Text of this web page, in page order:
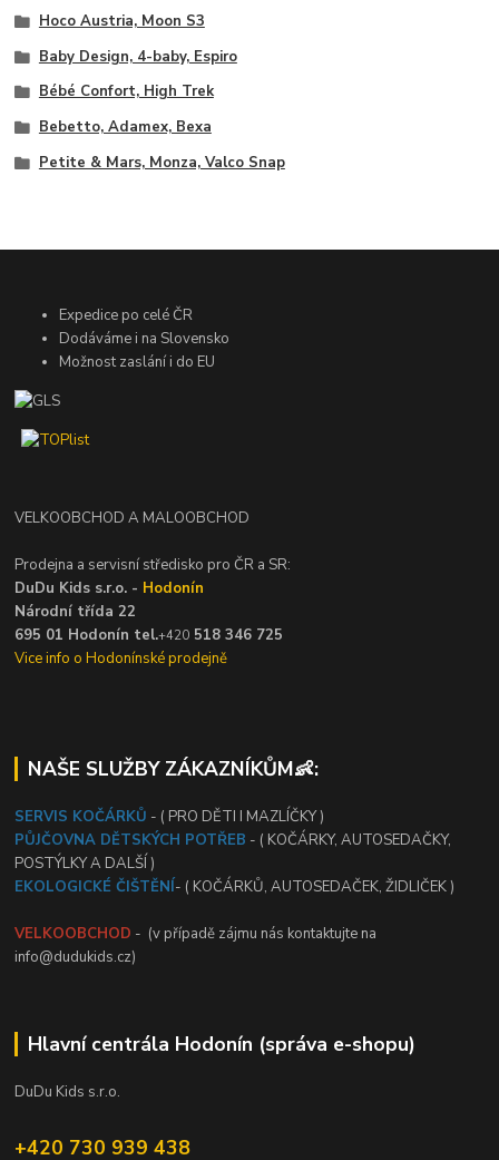
Hoco Austria, Moon S3
Baby Design, 4-baby, Espiro
Bébé Confort, High Trek
Bebetto, Adamex, Bexa
Petite & Mars, Monza, Valco Snap
Expedice po celé ČR
Dodáváme i na Slovensko
Možnost zaslání i do EU
VELKOOBCHOD A MALOOBCHOD
Prodejna a servisní středisko pro ČR a SR:
DuDu Kids s.r.o. - Hodonín
Národní třída 22
695 01 Hodonín tel.+420 518 346 725
Vice info o Hodonínské prodejně
NAŠE SLUŽBY ZÁKAZNÍKŮM👶:
SERVIS KOČÁRKŮ - ( PRO DĚTI I MAZLÍČKY )
PŮJČOVNA DĚTSKÝCH POTŘEB - ( KOČÁRKY, AUTOSEDAČKY,
POSTÝLKY A DALŠÍ )
EKOLOGICKÉ ČIŠTĚNÍ- ( KOČÁRKŮ, AUTOSEDAČEK, ŽIDLIČEK )
VELKOOBCHOD - (v případě zájmu nás kontaktujte na
info@dudukids.cz)
Hlavní centrála Hodonín (správa e-shopu)
DuDu Kids s.r.o.
+420 730 939 438